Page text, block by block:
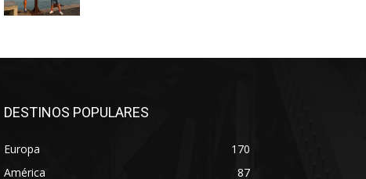
DESTINOS POPULARES
Europa
170
América
87